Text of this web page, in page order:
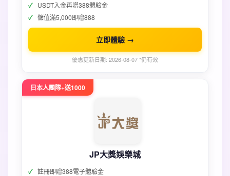
USDT入金再贈388體驗金
儲值滿5,000即贈888
立即體驗 →
優惠更新日期: 2026-08-07 *仍有效
日本人團隊+送1000
JP大獎娛樂城
註冊即贈388電子體驗金